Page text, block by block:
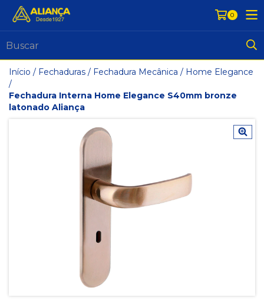
0
Início / Fechaduras / Fechadura Mecânica / Home Elegance
/
Fechadura Interna Home Elegance S40mm bronze
latonado Aliança